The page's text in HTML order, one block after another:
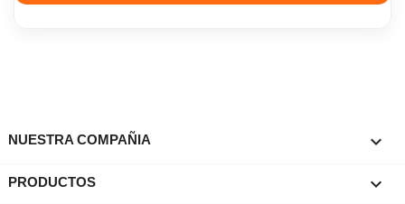
NUESTRA COMPAÑIA 
PRODUCTOS 